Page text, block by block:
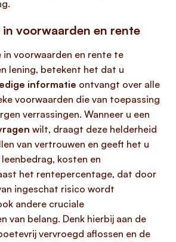
voorwaarden en rente
voorwaarden en rente te
lening, betekent het dat u
informatie ontvangt over alle
voorwaarden die van toepassing
verrassingen. Wanneer u een
wilt, draagt deze helderheid
van vertrouwen en geeft het u
kosten en
het rentepercentage, dat door
ingeschat risico wordt
andere cruciale
van belang. Denk hierbij aan de
vervroegd aflossen en de